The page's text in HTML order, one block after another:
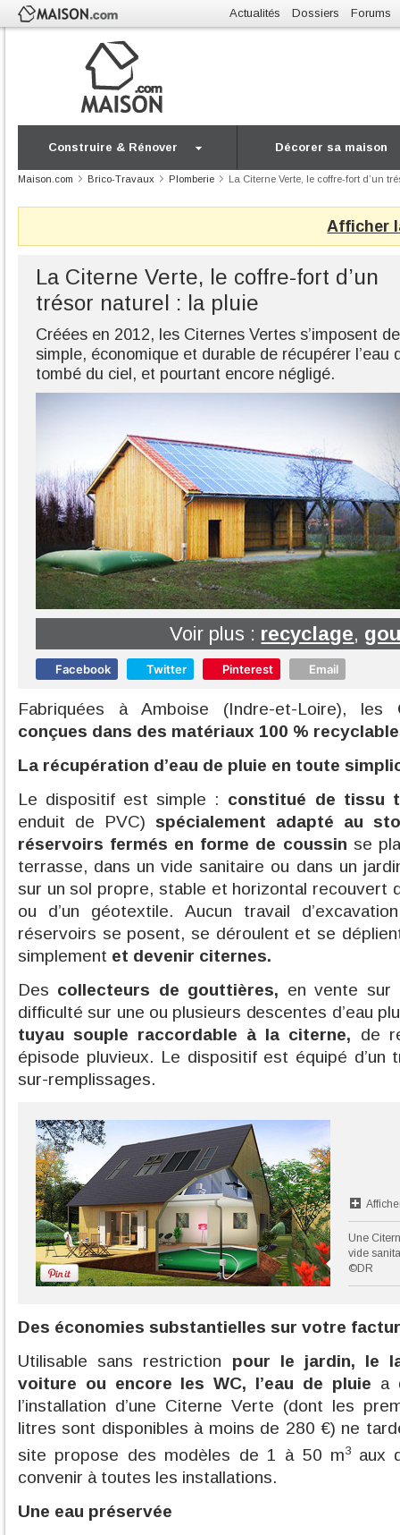
Actualités Dossiers Forums
Construire & Rénover Décorer sa maison
Maison.com Brico-Travaux Plomberie La Citerne Verte, le coffre-fort d’un
Afficher
La Citerne Verte, le coffre-fort d’un
trésor naturel : la pluie
Créées en 2012, les Citernes Vertes s’imposent
simple, économique et durable de récupérer l’eau
tombé du ciel, et pourtant encore négligé.
Voir plus : recyclage,
Facebook Twitter Pinterest Email
Fabriquées à Amboise (Indre-et-Loire), les
conçues dans des matériaux 100 %
La récupération d’eau de pluie en toute
Le dispositif est simple : constitué de tissu
enduit de PVC) spécialement adapté au
réservoirs fermés en forme de coussin se
terrasse, dans un vide sanitaire ou dans un
sur un sol propre, stable et horizontal recouvert
ou d’un géotextile. Aucun travail
réservoirs se posent, se déroulent et se
simplement et devenir citernes.
Des collecteurs de gouttières, en vente sur
difficulté sur une ou plusieurs descentes d’eau
tuyau souple raccordable à la citerne, de
épisode pluvieux. Le dispositif est équipé d’un
sur-remplissages.
Une
vide
©DR
Des économies substantielles sur votre
Utilisable sans restriction pour le jardin, le
voiture ou encore les WC, l’eau de pluie a
l’installation d’une Citerne Verte (dont les
litres sont disponibles à moins de 280 €) ne
site propose des modèles de 1 à 50 m3 aux
convenir à toutes les installations.
Une eau préservée